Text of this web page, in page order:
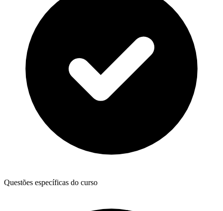
Questões específicas do curso